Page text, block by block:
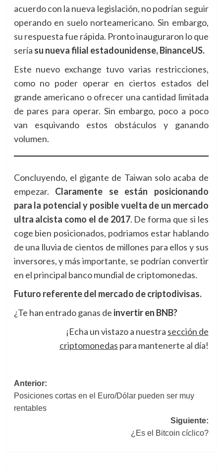
acuerdo con la nueva legislación, no podrían seguir
operando en suelo norteamericano. Sin embargo,
su respuesta fue rápida. Pronto inauguraron lo que
sería su nueva filial estadounidense, BinanceUS.
Este nuevo exchange tuvo varias restricciones,
como no poder operar en ciertos estados del
grande americano o ofrecer una cantidad limitada
de pares para operar. Sin embargo, poco a poco
van esquivando estos obstáculos y ganando
volumen.
Concluyendo, el gigante de Taiwan solo acaba de
empezar. Claramente se están posicionando
para la potencial y posible vuelta de un mercado
ultra alcista como el de 2017. De forma que si les
coge bien posicionados, podriamos estar hablando
de una lluvia de cientos de millones para ellos y sus
inversores, y más importante, se podrían convertir
en el principal banco mundial de criptomonedas.
Futuro referente del mercado de criptodivisas.
¿Te han entrado ganas de invertir en BNB?
¡Echa un vistazo a nuestra sección de
criptomonedas para mantenerte al día!
Navegación
de
Anterior:
Posiciones cortas en el Euro/Dólar pueden ser muy
rentables
Siguiente:
¿Es el Bitcoin cíclico?